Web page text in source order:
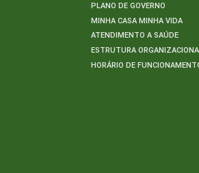
PLANO DE GOVERNO
MINHA CASA MINHA VIDA
ATENDIMENTO A SAÚDE
ESTRUTURA
HORÁRIO DE